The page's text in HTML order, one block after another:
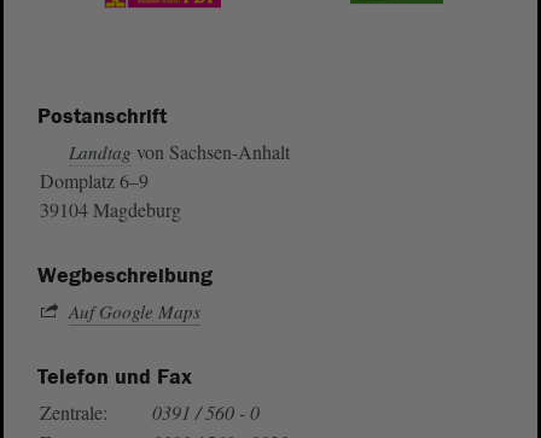
Postanschrift
Landtag von Sachsen-Anhalt
Domplatz 6–9
39104 Magdeburg
Wegbeschreibung
Auf Google Maps
Telefon und Fax
Zentrale:
0391 / 560 - 0